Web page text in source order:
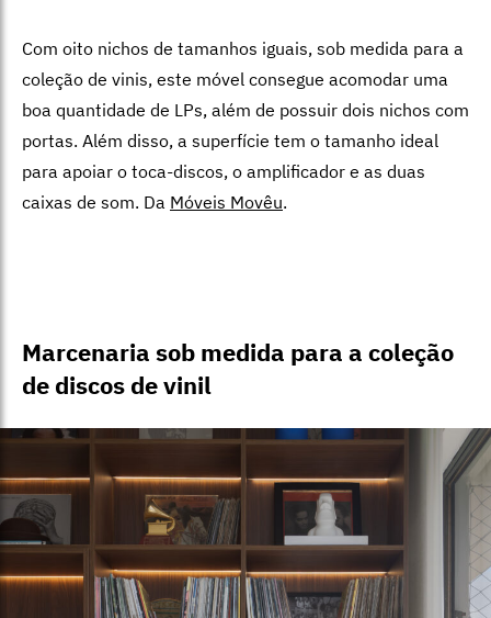
Com oito nichos de tamanhos iguais, sob medida para a
coleção de vinis, este móvel consegue acomodar uma
boa quantidade de LPs, além de possuir dois nichos com
portas. Além disso, a superfície tem o tamanho ideal
para apoiar o toca-discos, o amplificador e as duas
caixas de som. Da Móveis Movêu.
Marcenaria sob medida para a coleção
de discos de vinil